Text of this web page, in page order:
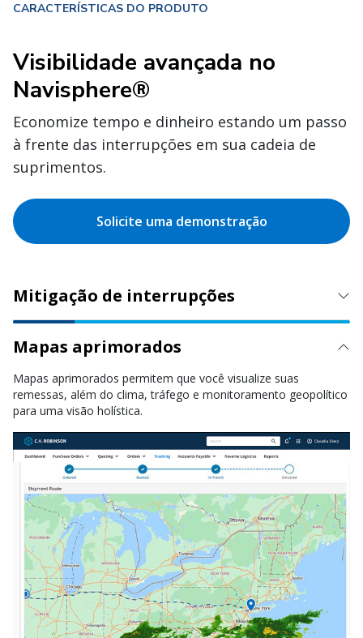
CARACTERÍSTICAS DO PRODUTO
Visibilidade avançada no
Navisphere®
Economize tempo e dinheiro estando um passo
à frente das interrupções em sua cadeia de
suprimentos.
Solicite uma demonstração
Mitigação de interrupções
Mapas aprimorados
Mapas aprimorados permitem que você visualize suas
remessas, além do clima, tráfego e monitoramento geopolítico
para uma visão holística.